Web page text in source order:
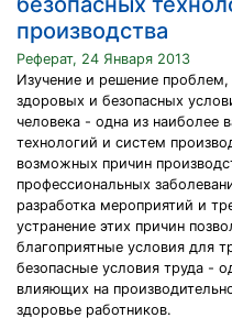
производства
Реферат, 24 Января 2013
Изучение и решение проблем,
здоровых и безопасных
человека - одна из наиболее
технологий и систем
возможных причин
профессиональных
разработка мероприятий и
устранение этих причин
благоприятные условия для
безопасные условия труда -
влияющих на
здоровье работников.